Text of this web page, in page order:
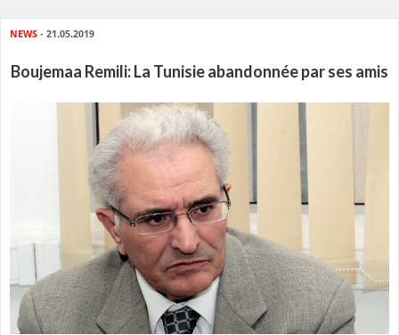
NEWS - 21.05.2019
Boujemaa Remili: La Tunisie abandonnée par ses amis